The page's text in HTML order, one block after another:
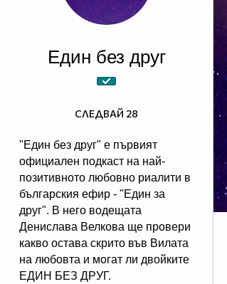
Един без друг
"Един без друг" е първият
официален подкаст на най-
позитивното любовно риалити в
българския ефир - "Един за
друг". В него водещата
Денислава Велкова ще провери
какво остава скрито във Вилата
на любовта и могат ли двойките
ЕДИН БЕЗ ДРУГ.
СЛЕДВАЙ 28